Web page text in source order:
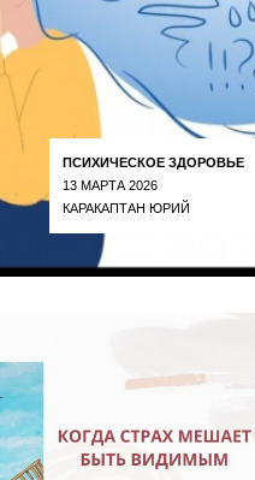
ПСИХИЧЕСКОЕ ЗДОРОВЬЕ
13 МАРТА 2026
КАРАКАПТАН ЮРИЙ